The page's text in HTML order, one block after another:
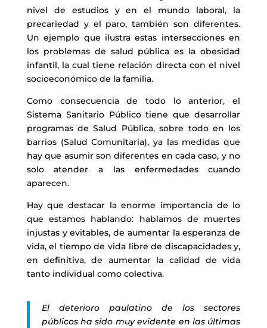
nivel de estudios y en el mundo laboral, la
precariedad y el paro, también son diferentes.
Un ejemplo que ilustra estas intersecciones en
los problemas de salud pública es la obesidad
infantil, la cual tiene relación directa con el nivel
socioeconómico de la familia.
Como consecuencia de todo lo anterior, el
Sistema Sanitario Público tiene que desarrollar
programas de Salud Pública, sobre todo en los
barrios (Salud Comunitaria), ya las medidas que
hay que asumir son diferentes en cada caso, y no
solo atender a las enfermedades cuando
aparecen.
Hay que destacar la enorme importancia de lo
que estamos hablando: hablamos de muertes
injustas y evitables, de aumentar la esperanza de
vida, el tiempo de vida libre de discapacidades y,
en definitiva, de aumentar la calidad de vida
tanto individual como colectiva.
El deterioro paulatino de los sectores
públicos ha sido muy evidente en las últimas